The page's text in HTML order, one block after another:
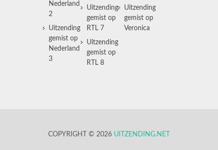
Nederland
2
Uitzending
gemist op
Nederland
3
Uitzending
gemist op
RTL 7
Uitzending
gemist op
RTL 8
Uitzending
gemist op
Veronica
COPYRIGHT © 2026 UITZENDING.NET